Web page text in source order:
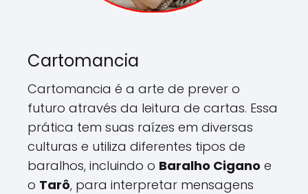
Cartomancia
Cartomancia é a arte de prever o
futuro através da leitura de cartas. Essa
prática tem suas raízes em diversas
culturas e utiliza diferentes tipos de
baralhos, incluindo o Baralho Cigano e
o Tarô, para interpretar mensagens